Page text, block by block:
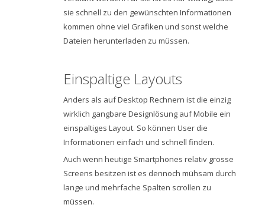
sie schnell zu den gewünschten Informationen
kommen ohne viel Grafiken und sonst welche
Dateien herunterladen zu müssen.
Einspaltige Layouts
Anders als auf Desktop Rechnern ist die einzig
wirklich gangbare Designlösung auf Mobile ein
einspaltiges Layout. So können User die
Informationen einfach und schnell finden.
Auch wenn heutige Smartphones relativ grosse
Screens besitzen ist es dennoch mühsam durch
lange und mehrfache Spalten scrollen zu
müssen.